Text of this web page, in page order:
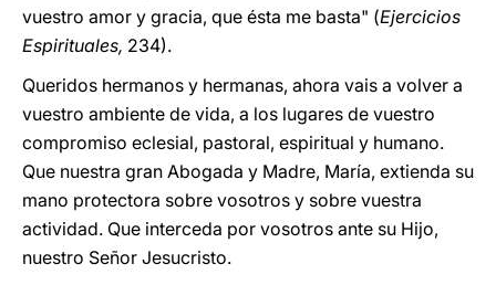
vuestro amor y gracia, que ésta me basta" (Ejercicios
Espirituales, 234).
Queridos hermanos y hermanas, ahora vais a volver a
vuestro ambiente de vida, a los lugares de vuestro
compromiso eclesial, pastoral, espiritual y humano.
Que nuestra gran Abogada y Madre, María, extienda su
mano protectora sobre vosotros y sobre vuestra
actividad. Que interceda por vosotros ante su Hijo,
nuestro Señor Jesucristo.